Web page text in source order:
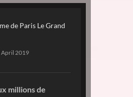
de Paris Le Grand
April 2019
millions de